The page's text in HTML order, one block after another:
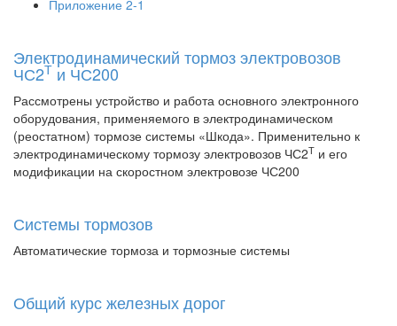
Приложение 2-1
Электродинамический тормоз электровозов
ЧС2Т и ЧС200
Рассмотрены устройство и работа основного электронного
оборудования, применяемого в электродинамическом
(реостатном) тормозе системы «Шкода». Применительно к
электродинамическому тормозу электровозов ЧС2Т и его
модификации на скоростном электровозе ЧС200
Системы тормозов
Автоматические тормоза и тормозные системы
Общий курс железных дорог